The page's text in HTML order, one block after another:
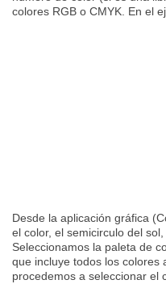
colores RGB o CMYK. En el
Desde la aplicación gráfica
el color, el semicirculo del
Seleccionamos la paleta de
que incluye todos los colores
procedemos a seleccionar el